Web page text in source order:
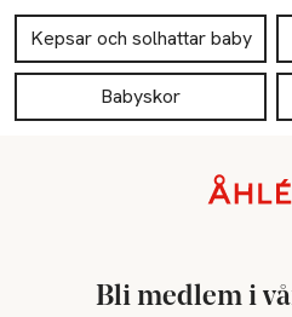
Kepsar och solhattar baby
Babyskor
Bli medlem i